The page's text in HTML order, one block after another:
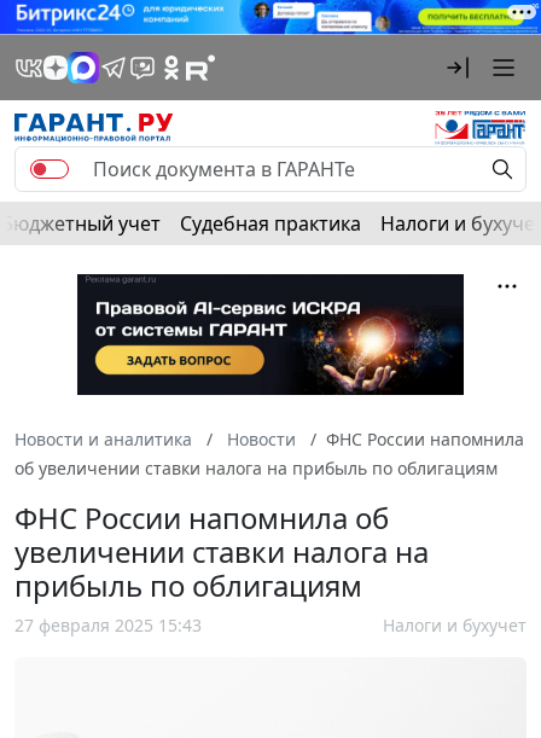
Бюджетный учет Судебная практика Налоги и
Новости и аналитика Новости
ФНС России напомнила
об увеличении ставки налога на прибыль по облигациям
ФНС России напомнила об
увеличении ставки налога на
прибыль по облигациям
27 февраля 2025 15:43 Налоги и бухучет